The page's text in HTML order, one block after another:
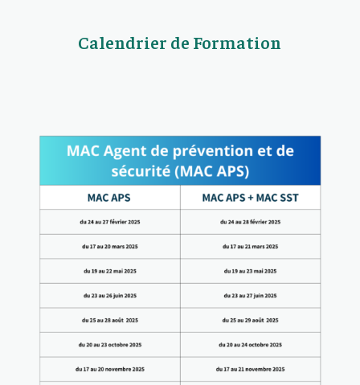
Calendrier de Formation